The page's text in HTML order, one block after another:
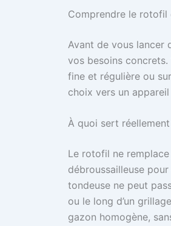
Comprendre le
Avant de vous lancer
vos besoins concrets.
fine et régulière ou
choix vers un
À quoi sert
Le rotofil ne
débroussailleuse
tondeuse ne peut
ou le long d’un
gazon homogène,